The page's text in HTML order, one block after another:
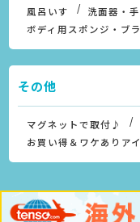
風呂いす 洗面器・
ボディ用スポンジ・ブ
その他
マグネットで取付♪
お買い得＆ワケありア